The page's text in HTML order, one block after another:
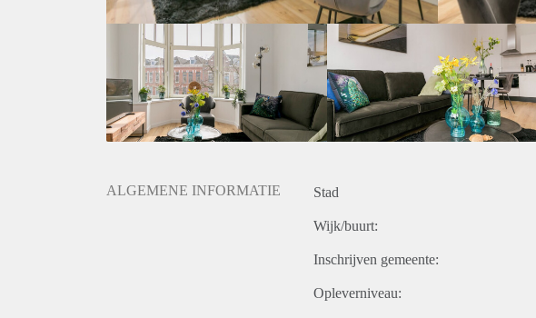
- Rental period 12 months with option to extend
- Deposit 2 month
- Available immediately.
€ 895,- per month exclusive g/w/e, cable TV, internet, servicecosts and
€ 1.015,- per month inclusive g/w/e, cable TV, internet, upholstery,
Exclusive taxes.
Rental price based on a minimum rental period of 12 months, for a shorter
ALGEMENE INFORMATIE Stad
Wijk/buurt:
Inschrijven gemeente:
Opleverniveau: